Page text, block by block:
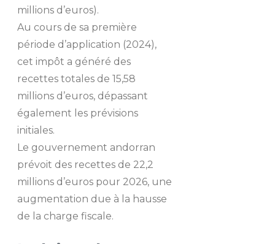
millions d’euros).
Au cours de sa première
période d’application (2024),
cet impôt a généré des
recettes totales de 15,58
millions d’euros, dépassant
également les prévisions
initiales.
Le gouvernement andorran
prévoit des recettes de 22,2
millions d’euros pour 2026, une
augmentation due à la hausse
de la charge fiscale.